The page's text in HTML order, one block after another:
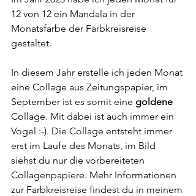
12 von 12 ein Mandala in der
Monatsfarbe der Farbkreisreise
gestaltet.
In diesem Jahr erstelle ich jeden Monat
eine Collage aus Zeitungspapier, im
September ist es somit eine goldene
Collage. Mit dabei ist auch immer ein
Vogel :-). Die Collage entsteht immer
erst im Laufe des Monats, im Bild
siehst du nur die vorbereiteten
Collagenpapiere. Mehr Informationen
zur Farbkreisreise findest du in meinem